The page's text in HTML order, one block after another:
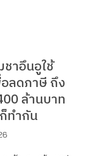
าอึนอูใช้
ลดภาษี ถึง
ล้านบาท
ทำกัน